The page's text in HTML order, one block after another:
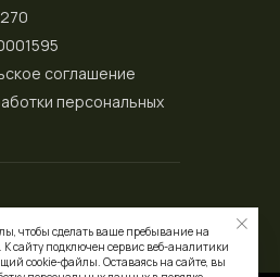
соглашение
персональных
чтобы сделать ваше пребывание на
cайту подключен сервис веб-аналитики
cookie-файлы. Оставаясь на сайте, вы